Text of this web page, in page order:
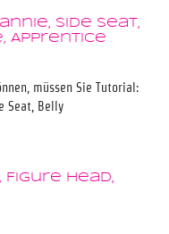
Side Seat,
Apprentice
müssen Sie Tutorial:
Seat, Belly
Head,